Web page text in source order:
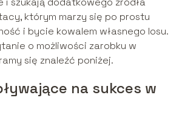
którym marzy się po prostu
i bycie kowalem własnego losu.
o możliwości zarobku w
się znaleźć poniżej.
na sukces w